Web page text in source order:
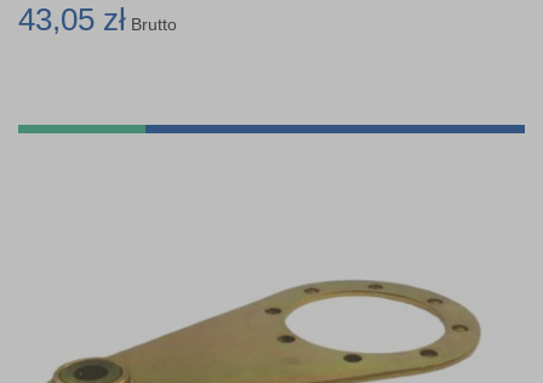
43,05 zł Brutto